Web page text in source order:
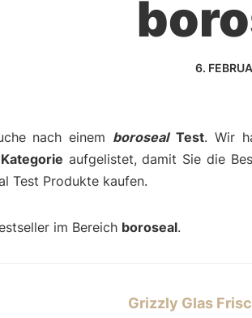
6.
nach einem boroseal Test. Wir
aufgelistet, damit Sie die
Test Produkte kaufen.
im Bereich boroseal.
Grizzly Glas